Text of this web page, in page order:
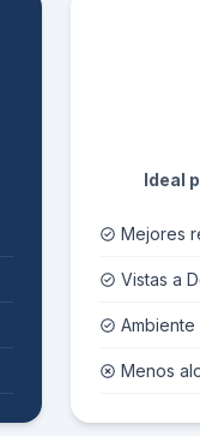
Ideal
Mejores
Vistas a
Ambiente
Menos